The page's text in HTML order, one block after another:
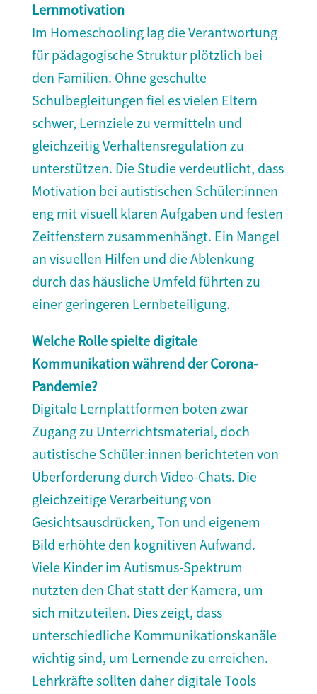
Lernmotivation
Im Homeschooling lag die Verantwortung
für pädagogische Struktur plötzlich bei
den Familien. Ohne geschulte
Schulbegleitungen fiel es vielen Eltern
schwer, Lernziele zu vermitteln und
gleichzeitig Verhaltensregulation zu
unterstützen. Die Studie verdeutlicht, dass
Motivation bei autistischen Schüler:innen
eng mit visuell klaren Aufgaben und festen
Zeitfenstern zusammenhängt. Ein Mangel
an visuellen Hilfen und die Ablenkung
durch das häusliche Umfeld führten zu
einer geringeren Lernbeteiligung.
Welche Rolle spielte digitale
Kommunikation während der Corona-
Pandemie?
Digitale Lernplattformen boten zwar
Zugang zu Unterrichtsmaterial, doch
autistische Schüler:innen berichteten von
Überforderung durch Video-Chats. Die
gleichzeitige Verarbeitung von
Gesichtsausdrücken, Ton und eigenem
Bild erhöhte den kognitiven Aufwand.
Viele Kinder im Autismus-Spektrum
nutzten den Chat statt der Kamera, um
sich mitzuteilen. Dies zeigt, dass
unterschiedliche Kommunikationskanäle
wichtig sind, um Lernende zu erreichen.
Lehrkräfte sollten daher digitale Tools